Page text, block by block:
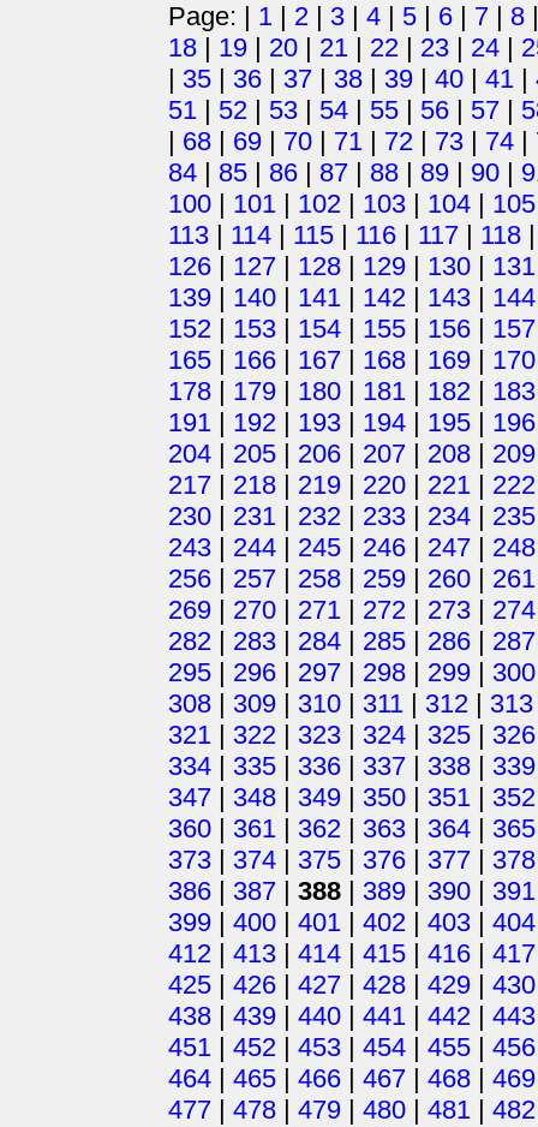
Page: | 1 | 2 | 3 | 4 | 5 | 6 | 7 | 8
18 | 19 | 20 | 21 | 22 | 23 | 24 |
| 35 | 36 | 37 | 38 | 39 | 40 | 41 |
51 | 52 | 53 | 54 | 55 | 56 | 57 |
| 68 | 69 | 70 | 71 | 72 | 73 | 74 |
84 | 85 | 86 | 87 | 88 | 89 | 90 |
100 | 101 | 102 | 103 | 104 | 105
113 | 114 | 115 | 116 | 117 | 118
126 | 127 | 128 | 129 | 130 | 131
139 | 140 | 141 | 142 | 143 | 144
152 | 153 | 154 | 155 | 156 | 157
165 | 166 | 167 | 168 | 169 | 170
178 | 179 | 180 | 181 | 182 | 183
191 | 192 | 193 | 194 | 195 | 196
204 | 205 | 206 | 207 | 208 | 209
217 | 218 | 219 | 220 | 221 | 222
230 | 231 | 232 | 233 | 234 | 235
243 | 244 | 245 | 246 | 247 | 248
256 | 257 | 258 | 259 | 260 | 261
269 | 270 | 271 | 272 | 273 | 274
282 | 283 | 284 | 285 | 286 | 287
295 | 296 | 297 | 298 | 299 | 300
308 | 309 | 310 | 311 | 312 | 313
321 | 322 | 323 | 324 | 325 | 326
334 | 335 | 336 | 337 | 338 | 339
347 | 348 | 349 | 350 | 351 | 352
360 | 361 | 362 | 363 | 364 | 365
373 | 374 | 375 | 376 | 377 | 378
386 | 387 | 388 | 389 | 390 | 391
399 | 400 | 401 | 402 | 403 | 404
412 | 413 | 414 | 415 | 416 | 417
425 | 426 | 427 | 428 | 429 | 430
438 | 439 | 440 | 441 | 442 | 443
451 | 452 | 453 | 454 | 455 | 456
464 | 465 | 466 | 467 | 468 | 469
477 | 478 | 479 | 480 | 481 | 482